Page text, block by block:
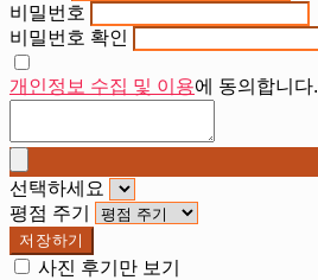
비밀번호
비밀번호 확인
개인정보 수집 및 이용에 동의합니다.
선택하세요
평점 주기
저장하기
사진 후기만 보기